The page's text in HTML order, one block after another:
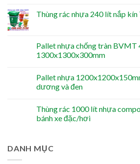
Thùng rác nhựa 240 lít nắp kín
Pallet nhựa chống tràn BVMT
1300x1300x300mm
Pallet nhựa
dương và đen
Thùng rác 1000 lít nhựa
bánh xe đặc/hơi
DANH MỤC